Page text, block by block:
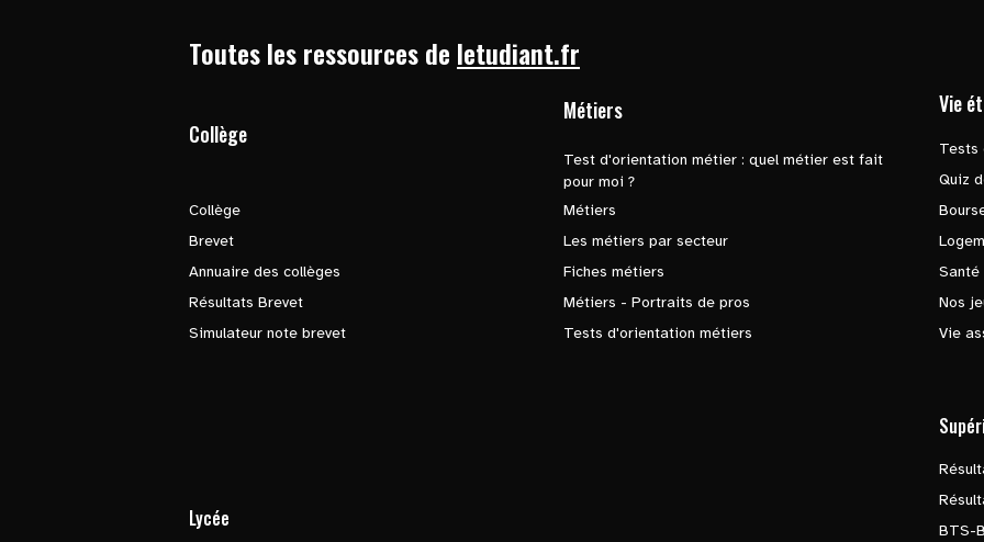
Toutes les ressources de letudiant.fr
Collège
Collège
Brevet
Annuaire des collèges
Résultats Brevet
Simulateur note brevet
Métiers
Test d'orientation métier : quel métier est fait
pour moi ?
Métiers
Les métiers par secteur
Fiches métiers
Métiers - Portraits de pros
Tests d'orientation métiers
Vie
Tests
Quiz
Santé
Nos
Vie
Lycée
BTS-